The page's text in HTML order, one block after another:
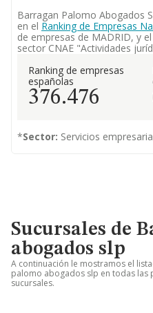
Barragan Palomo Abogados
en el Ranking de Empresas
de empresas de MADRID, y
sector CNAE "Actividades
Ranking de empresas
españolas
376.476
*Sector: Servicios
Sucursales de
abogados slp
A continuación le mostramos el
palomo abogados slp en todas las
sucursales.